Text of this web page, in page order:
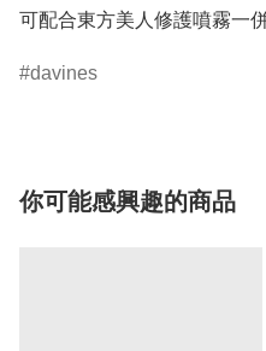
davines
你可能感興趣的商品